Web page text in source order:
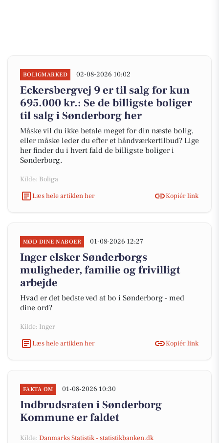
BOLIGMARKED 02-08-2026 10:02
Eckersbergvej 9 er til salg for kun
695.000 kr.: Se de billigste boliger
til salg i Sønderborg her
Måske vil du ikke betale meget for din næste bolig,
eller måske leder du efter et håndværkertilbud? Lige
her finder du i hvert fald de billigste boliger i
Sønderborg.
Kilde: Boliga
Læs hele artiklen her
Kopiér link
MØD DINE NABOER 01-08-2026 12:27
Inger elsker Sønderborgs
muligheder, familie og frivilligt
arbejde
Hvad er det bedste ved at bo i Sønderborg - med
dine ord?
Kilde: Inger
Læs hele artiklen her
Kopiér link
FAKTA OM 01-08-2026 10:30
Indbrudsraten i Sønderborg
Kommune er faldet
Kilde: Danmarks Statistik - statistikbanken.dk